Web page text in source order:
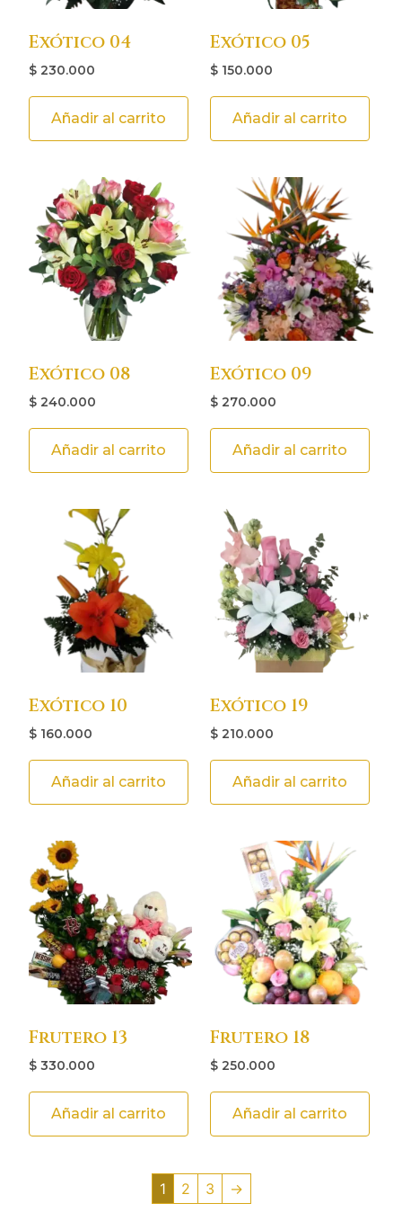
Exótico 04
$ 230.000
Añadir al carrito
Exótico 05
$ 150.000
Añadir al carrito
Exótico 08
$ 240.000
Añadir al carrito
Exótico 09
$ 270.000
Añadir al carrito
Exótico 10
$ 160.000
Añadir al carrito
Exótico 19
$ 210.000
Añadir al carrito
Frutero 13
$ 330.000
Añadir al carrito
Frutero 18
$ 250.000
Añadir al carrito
1 2 3 →